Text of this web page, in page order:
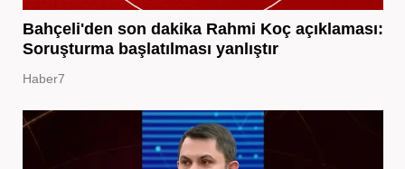
Bahçeli'den son dakika Rahmi Koç açıklaması:
Soruşturma başlatılması yanlıştır
Haber7